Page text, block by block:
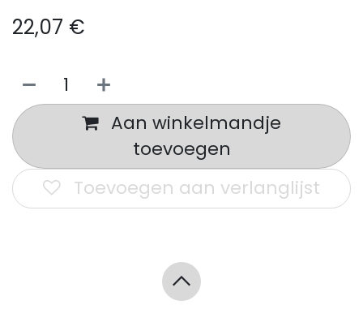
22,07 €
Aan winkelmandje
toevoegen
Toevoegen aan verlanglijst